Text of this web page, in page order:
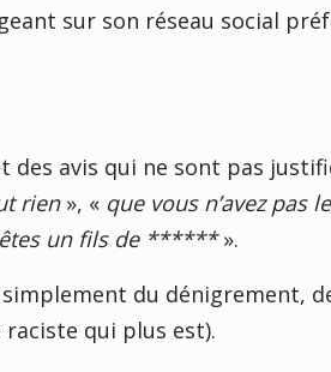
sur son réseau social
des avis qui ne sont pas
rien», « que vous n’avez pas
un fils de ******».
du dénigrement,
qui plus est).